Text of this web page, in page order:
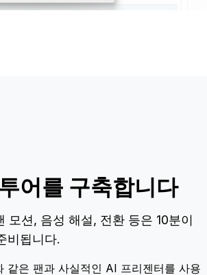
어를 구축합니다
모션, 음성 해설, 전환 등은 10분이
비됩니다.
같은 팬과 사실적인 AI 프리젠터를 사용